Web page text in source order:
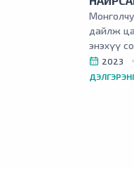
дайлж
энэхүү
хүлээн
2023